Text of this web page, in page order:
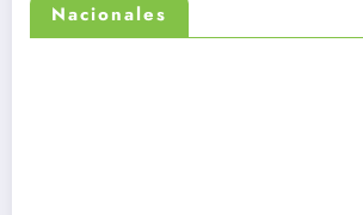
Nacionales